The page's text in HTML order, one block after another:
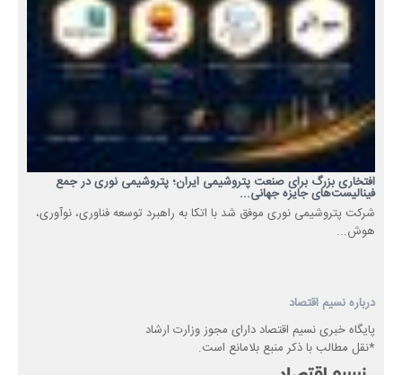
افتخاری بزرگ برای صنعت پتروشیمی ایران؛ پتروشیمی نوری در جمع
فینالیست‌های جایزه جهانی...
شرکت پتروشیمی نوری موفق شد با اتکا به راهبرد توسعه فناوری، نوآوری،
هوش...
درباره نسیم اقتصاد
پایگاه خبری نسیم اقتصاد دارای مجوز وزارت ارشاد
*نقل مطالب با ذکر منبع بلامانع است.